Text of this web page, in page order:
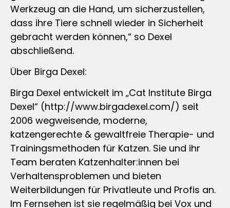
Werkzeug an die Hand, um sicherzustellen,
dass ihre Tiere schnell wieder in Sicherheit
gebracht werden können,“ so Dexel
abschließend.
Über Birga Dexel:
Birga Dexel entwickelt im „Cat Institute Birga
Dexel“ (http://www.birgadexel.com/) seit
2006 wegweisende, moderne,
katzengerechte & gewaltfreie Therapie- und
Trainingsmethoden für Katzen. Sie und ihr
Team beraten Katzenhalter:innen bei
Verhaltensproblemen und bieten
Weiterbildungen für Privatleute und Profis an.
Im Fernsehen ist sie regelmäßig bei Vox und